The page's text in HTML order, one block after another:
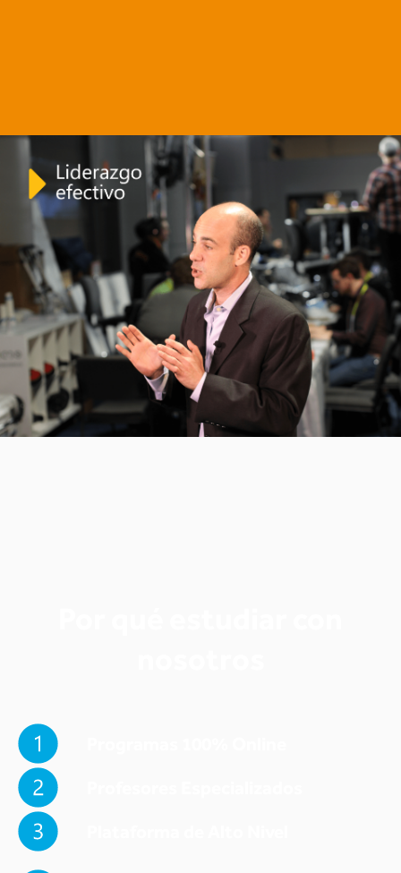
Próximos
Cursos
Estas son las propuestas actuales más
seleccionadas por los usuarios ultimamente
Ver todos los cursos